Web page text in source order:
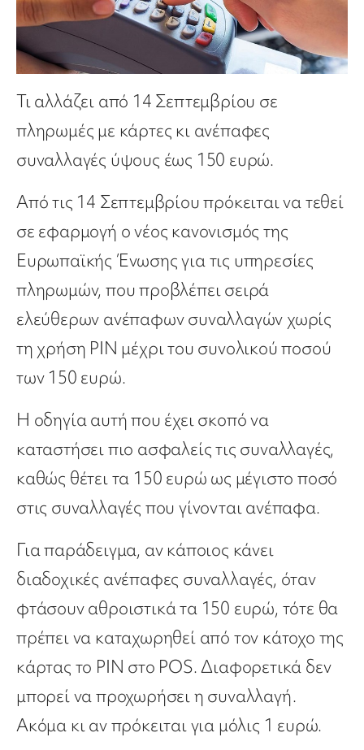
Τι αλλάζει από 14 Σεπτεμβρίου σε
πληρωμές με κάρτες κι ανέπαφες
συναλλαγές ύψους έως 150 ευρώ.
Από τις 14 Σεπτεμβρίου πρόκειται να τεθεί
σε εφαρμογή ο νέος κανονισμός της
Ευρωπαϊκής Ένωσης για τις υπηρεσίες
πληρωμών, που προβλέπει σειρά
ελεύθερων ανέπαφων συναλλαγών χωρίς
τη χρήση PIN μέχρι του συνολικού ποσού
των 150 ευρώ.
Η οδηγία αυτή που έχει σκοπό να
καταστήσει πιο ασφαλείς τις συναλλαγές,
καθώς θέτει τα 150 ευρώ ως μέγιστο ποσό
στις συναλλαγές που γίνονται ανέπαφα.
Για παράδειγμα, αν κάποιος κάνει
διαδοχικές ανέπαφες συναλλαγές, όταν
φτάσουν αθροιστικά τα 150 ευρώ, τότε θα
πρέπει να καταχωρηθεί από τον κάτοχο της
κάρτας το PIN στο POS. Διαφορετικά δεν
μπορεί να προχωρήσει η συναλλαγή.
Ακόμα κι αν πρόκειται για μόλις 1 ευρώ.